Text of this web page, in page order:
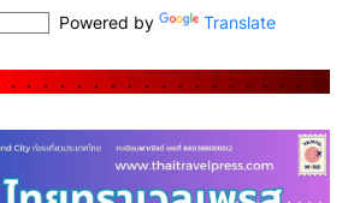
Powered by Translate
. . . . . . . . . . . . . . . . . . .